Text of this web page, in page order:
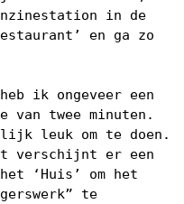
in de
en ga zo
ik ongeveer een
van twee minuten.
leuk om te doen.
verschijnt er een
‘Huis’ om het
te